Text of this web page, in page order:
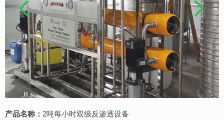
产品名称： 2吨每小时双级反渗透设备